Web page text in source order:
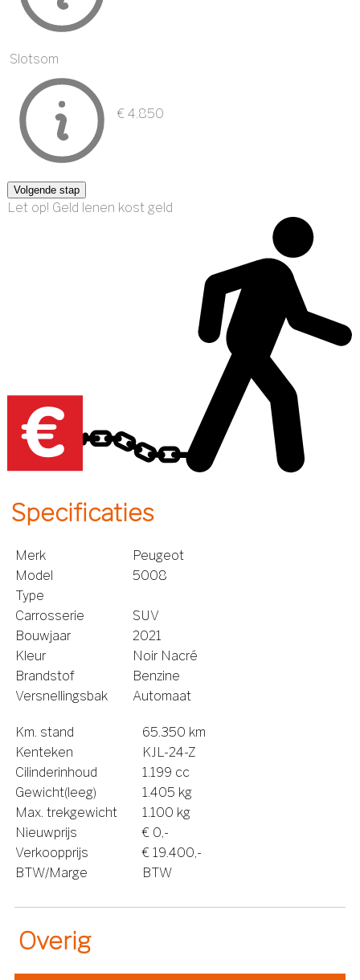
Specificaties
Merk
Peugeot
Model
5008
Type
Carrosserie
SUV
Bouwjaar
2021
Kleur
Noir Nacré
Brandstof
Benzine
Versnellingsbak
Automaat
Km. stand
65.350 km
Kenteken
KJL-24-Z
Cilinderinhoud
1.199 cc
Gewicht(leeg)
1.405 kg
Max. trekgewicht
1.100 kg
Nieuwprijs
€ 0,-
Verkoopprijs
€ 19.400,-
BTW/Marge
BTW
Overig